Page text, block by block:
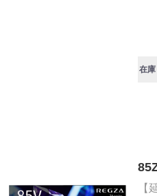
在庫
【